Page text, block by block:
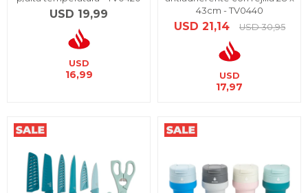
USD 19,99
USD
16,99
43cm - TV0440
USD 21,14 USD 30,95
USD
17,97